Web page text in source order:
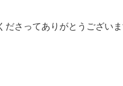
ださってありがとうござい